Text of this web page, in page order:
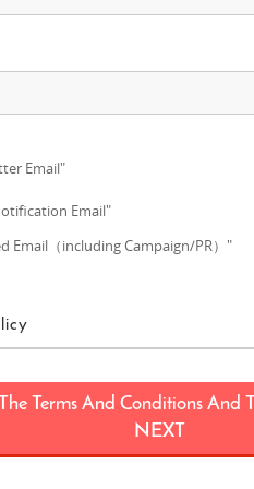
Email"
Email"
Email（including Campaign/PR）"
観光・製品・サービスなど）を紹介
を問わず後日改定又は変更される可
」）の運用を含むサービス、本サイ
Terms And Conditions And
NEXT